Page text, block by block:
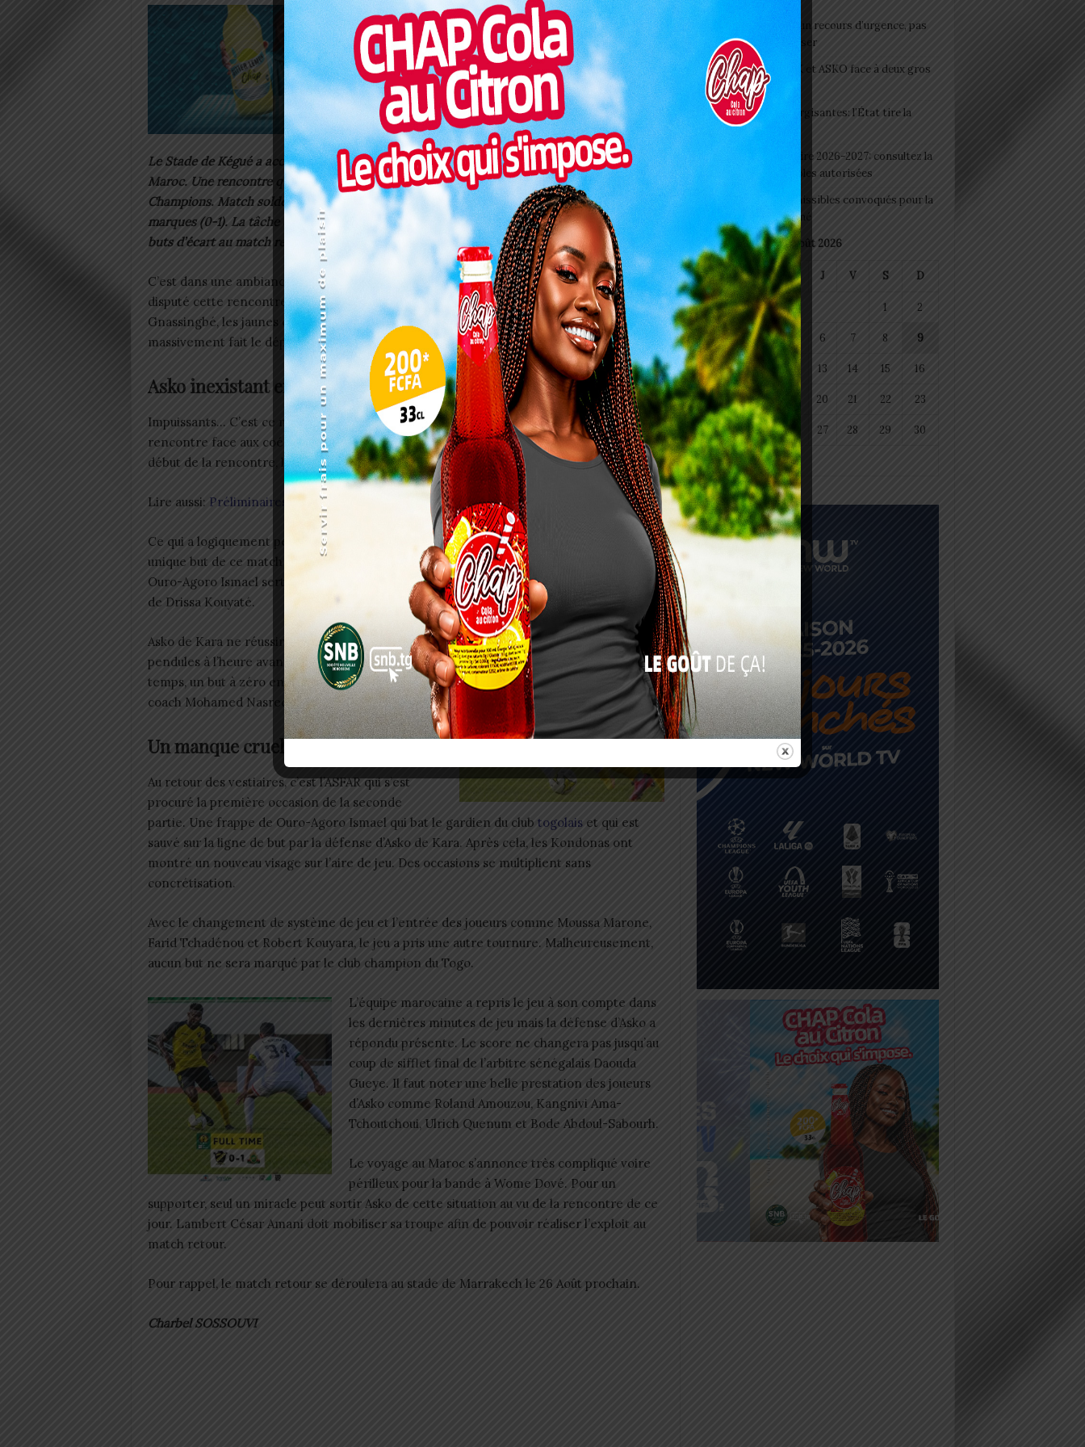
Le Stade de Kégué a accueilli cet après-midi la rencontre entre Asko de Kara et l’AS FAR du
Maroc. Une rencontre qui s’inscrit dans le cadre des préliminaires de la Ligue des
Champions. Match soldé par la victoire des marocains de l’ASFAR sur la plus petite des
marques (0-1). La tâche devient plus dure pour les Kondonas qui doivent gagner avec deux
buts d’écart au match retour pour accéder au prochain tour.
C’est dans une ambiance électrique que les poulains de Lambert César Amani ont
disputé cette rencontre capitale face à l’ASFAR. Sous les yeux de l’honorable Meyebine
Gnassingbé, les jaunes et noirs n’ont pas pu mettre la joie au cœur des supporters ayant
massivement fait le déplacement du stade de Kégué pour les soutenir.
Asko inexistant en première période
Impuissants… C’est ce mot qui décrit parfaitement la réaction des Kondonas dans cette
rencontre face aux coéquipiers de l’international togolais Ouro-Agoro Ismaël. Dès le
début de la rencontre, le club champion du Togo peine à se retrouver dans la rencontre.
Lire aussi: Préliminaires Coupe CAF: L&rsquo;ASCK peut se mordre les doigts
Ce qui a logiquement permis aux Forces Armées Royales du Maroc d’inscrire le seul et
unique but de ce match aller. Sur une mauvaise relance de la défense d’Asko de Kara,
Ouro-Agoro Ismael sert magnifiquement Lamine Diakité qui met la balle hors de portée
de Drissa Kouyaté.
Asko de Kara ne réussira pas à remettre les
pendules à l’heure avant la pause. Score à la mi-
temps, un but à zéro en faveur des protégés du
coach Mohamed Nasreddine Nabi.
Un manque cruel de réalisme
Au retour des vestiaires, c’est l’ASFAR qui s’est
procuré la première occasion de la seconde
partie. Une frappe de Ouro-Agoro Ismael qui bat le gardien du club togolaiset qui est
sauvé sur la ligne de but par la défense d’Asko de Kara. Après cela, les Kondonas ont
montré un nouveau visage sur l’aire de jeu. Des occasions se multiplient sans
concrétisation.
Avec le changement de système de jeu et l’entrée des joueurs comme Moussa Marone,
Farid Tchadénou et Robert Kouyara, le jeu a pris une autre tournure. Malheureusement,
aucun but ne sera marqué par le club champion du Togo.
L’équipe marocaine a repris le jeu à son compte dans
les dernières minutes de jeu mais la défense d’Asko a
répondu présente. Le score ne changera pas jusqu’au
coup de sifflet final de l’arbitre sénégalais Daouda
Gueye. Il faut noter une belle prestation des joueurs
d’Asko comme Roland Amouzou, Kangnivi Ama-
Tchoutchoui, Ulrich Quenum et Bode Abdoul-Sabourh.
Le voyage au Maroc s’annonce très compliqué voire
périlleux pour la bande à Wome Dové. Pour un
supporter, seul un miracle peut sortir Asko de cette situation au vu de la rencontre de ce
jour. Lambert César Amani doit mobiliser sa troupe afin de pouvoir réaliser l’exploit au
match retour.
Pour rappel, le match retour se déroulera au stade de Marrakech le 26 Août prochain.
Charbel SOSSOUVI
Pilule du lendemain : un recours d’urgence, pas
une habitude à banaliser
Interclubs CAF: ASCK et ASKO face à deux gros
morceaux
Togo/ Boissons énergisantes: l’État tire la
sonnette d’alarme
Togo/ Rentrée scolaire 2026-2027: consultez la
liste officielle des écoles autorisées
ESSAL 2026 : les admissibles convoqués pour la
visite médicale à Lomé
août 2026
L M M J V S D
1 2
3 4 5 6 7 8 9
10 11 12 13 14 15 16
17 18 20 21 22 23
24 25 26 27 28 29 30
31
« Juil